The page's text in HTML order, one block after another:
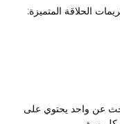
الحلاقة المتميزة:
عن واحد يحتوي على